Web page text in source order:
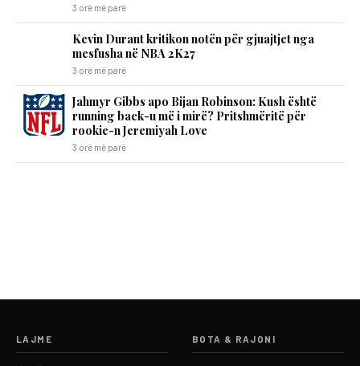
3 orë më parë
Kevin Durant kritikon notën për gjuajtjet nga
mesfusha në NBA 2K27
3 orë më parë
Jahmyr Gibbs apo Bijan Robinson: Kush është
running back-u më i mirë? Pritshmëritë për
rookie-n Jeremiyah Love
3 orë më parë
LAJME BOTA & RAJONI